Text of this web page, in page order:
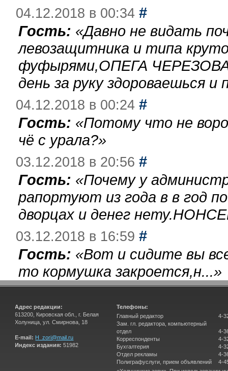
04.12.2018 в 00:34 #
Гость: «Давно не видать
левозащитника и типа
фуфырями,ОПЕГА
день за руку здороваешься
04.12.2018 в 00:24 #
Гость: «Потому что не
чё с урала?»
03.12.2018 в 20:56 #
Гость: «Почему у
рапортуют из года в в год
дворцах и денег
03.12.2018 в 16:59 #
Гость: «Вот и сидите вы
то кормушка закроется,н...»
Адрес редакции:
613200, Кировская обл., г. Белая
Холуница, ул. Смирнова, 18
E-mail: H_zori@mail.ru
Индекс издания: 51982
Телефоны:
Главный редактор
Зам. гл. редактора, компьютерный
отдел
Корреспонденты
Бухгалтерия
Отдел рекламы
Полиграфуслуги, прием объявлений
4-
4-
4-
4-
4-
4-